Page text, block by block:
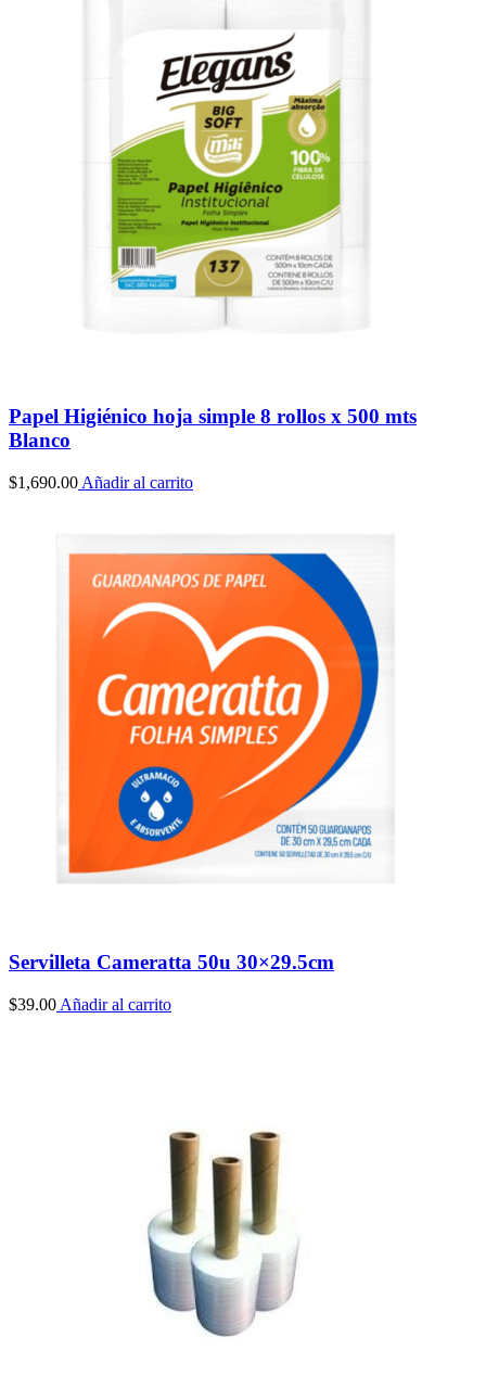
Papel Higiénico hoja simple 8 rollos x 500 mts
Blanco
$1,690.00 Añadir al carrito
Servilleta Cameratta 50u 30×29.5cm
$39.00 Añadir al carrito